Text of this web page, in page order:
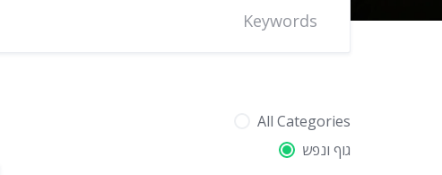
All Categories
גוף ונפש